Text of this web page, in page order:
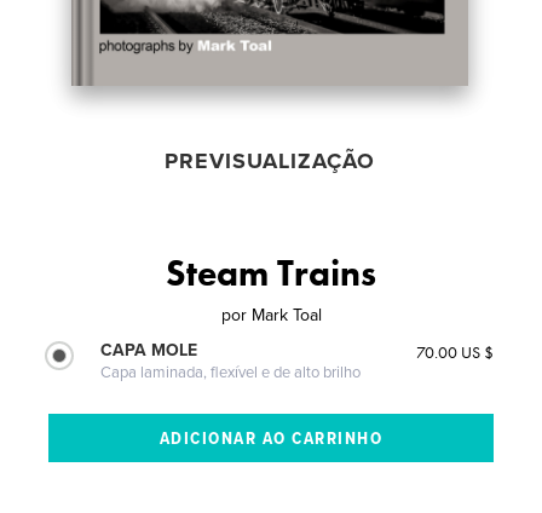
PREVISUALIZAÇÃO
Steam Trains
por Mark Toal
CAPA MOLE
Capa laminada, flexível e de alto brilho
70.00 US $